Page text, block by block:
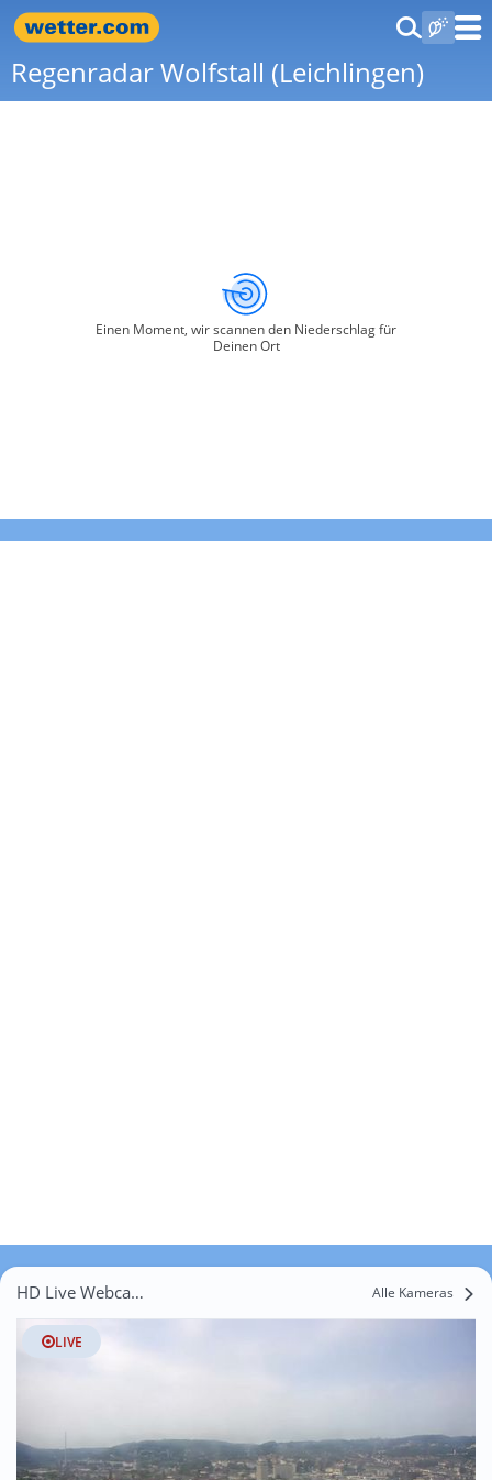
Regenradar Wolfstall (Leichlingen)
Einen Moment, wir scannen den Niederschlag für
Deinen Ort
HD Live Webcams Wolfstall Alle Kameras
LIVE